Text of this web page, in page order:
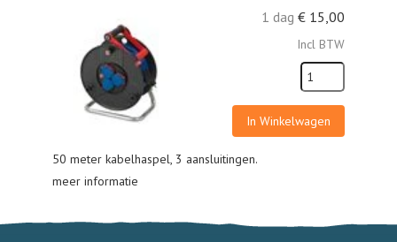
1 dag € 15,00
Incl BTW
In Winkelwagen
50 meter kabelhaspel, 3 aansluitingen.
meer informatie